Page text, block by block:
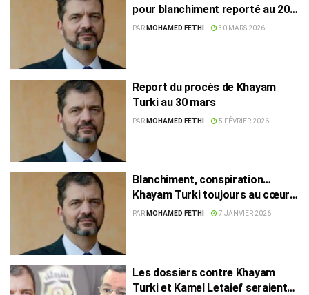
pour blanchiment reporté au 20
avril
PAR MOHAMED FETHI 30 MARS 2026
Report du procès de Khayam
Turki au 30 mars
PAR MOHAMED FETHI 5 FÉVRIER 2026
Blanchiment, conspiration…
Khayam Turki toujours au cœur
de la tourmente judiciaire
PAR MOHAMED FETHI 7 JANVIER 2026
Les dossiers contre Khayam
Turki et Kamel Letaief seraient